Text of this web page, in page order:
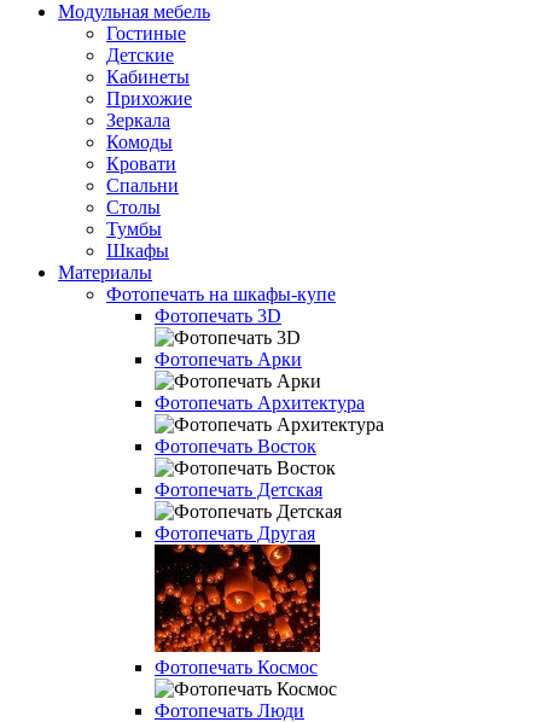
Модульная мебель
Гостиные
Детские
Кабинеты
Прихожие
Зеркала
Комоды
Кровати
Спальни
Столы
Тумбы
Шкафы
Материалы
Фотопечать на шкафы-купе
Фотопечать 3D
Фотопечать Арки
Фотопечать Архитектура
Фотопечать Восток
Фотопечать Детская
Фотопечать Другая
Фотопечать Космос
Фотопечать Люди